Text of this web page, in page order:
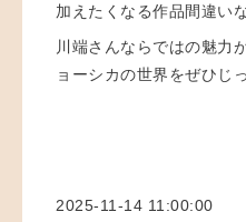
加えたくなる作品間違い
川端さんならではの魅力
ョーシカの世界をぜひじ
2025-11-14 11:00:00